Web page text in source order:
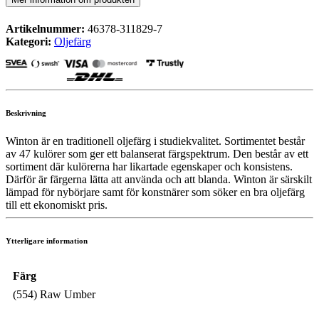
Artikelnummer: 46378-311829-7
Kategori: Oljefärg
Beskrivning
Winton är en traditionell oljefärg i studiekvalitet. Sortimentet består
av 47 kulörer som ger ett balanserat färgspektrum. Den består av ett
sortiment där kulörerna har likartade egenskaper och konsistens.
Därför är färgerna lätta att använda och att blanda. Winton är särskilt
lämpad för nybörjare samt för konstnärer som söker en bra oljefärg
till ett ekonomiskt pris.
Ytterligare information
Färg
(554) Raw Umber